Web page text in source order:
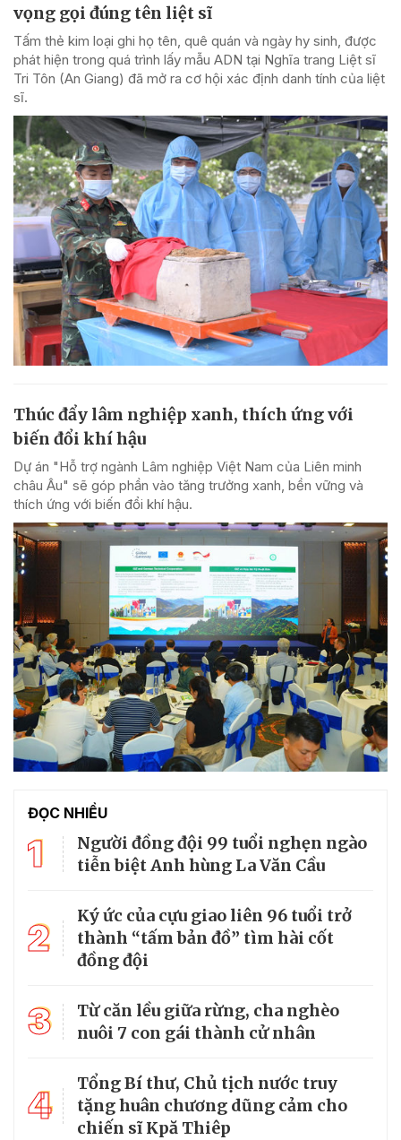
vọng gọi đúng tên liệt sĩ
Tấm thẻ kim loại ghi họ tên, quê quán và ngày hy sinh, được
phát hiện trong quá trình lấy mẫu ADN tại Nghĩa trang Liệt sĩ
Tri Tôn (An Giang) đã mở ra cơ hội xác định danh tính của liệt
sĩ.
Thúc đẩy lâm nghiệp xanh, thích ứng với
biến đổi khí hậu
Dự án "Hỗ trợ ngành Lâm nghiệp Việt Nam của Liên minh
châu Âu" sẽ góp phần vào tăng trưởng xanh, bền vững và
thích ứng với biến đổi khí hậu.
ĐỌC NHIỀU
1
Người đồng đội 99 tuổi nghẹn ngào
tiễn biệt Anh hùng La Văn Cầu
2
Ký ức của cựu giao liên 96 tuổi trở
thành “tấm bản đồ” tìm hài cốt
đồng đội
3
Từ căn lều giữa rừng, cha nghèo
nuôi 7 con gái thành cử nhân
4
Tổng Bí thư, Chủ tịch nước truy
tặng huân chương dũng cảm cho
chiến sĩ Kpă Thiêp